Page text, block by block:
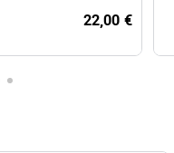
22,00 €